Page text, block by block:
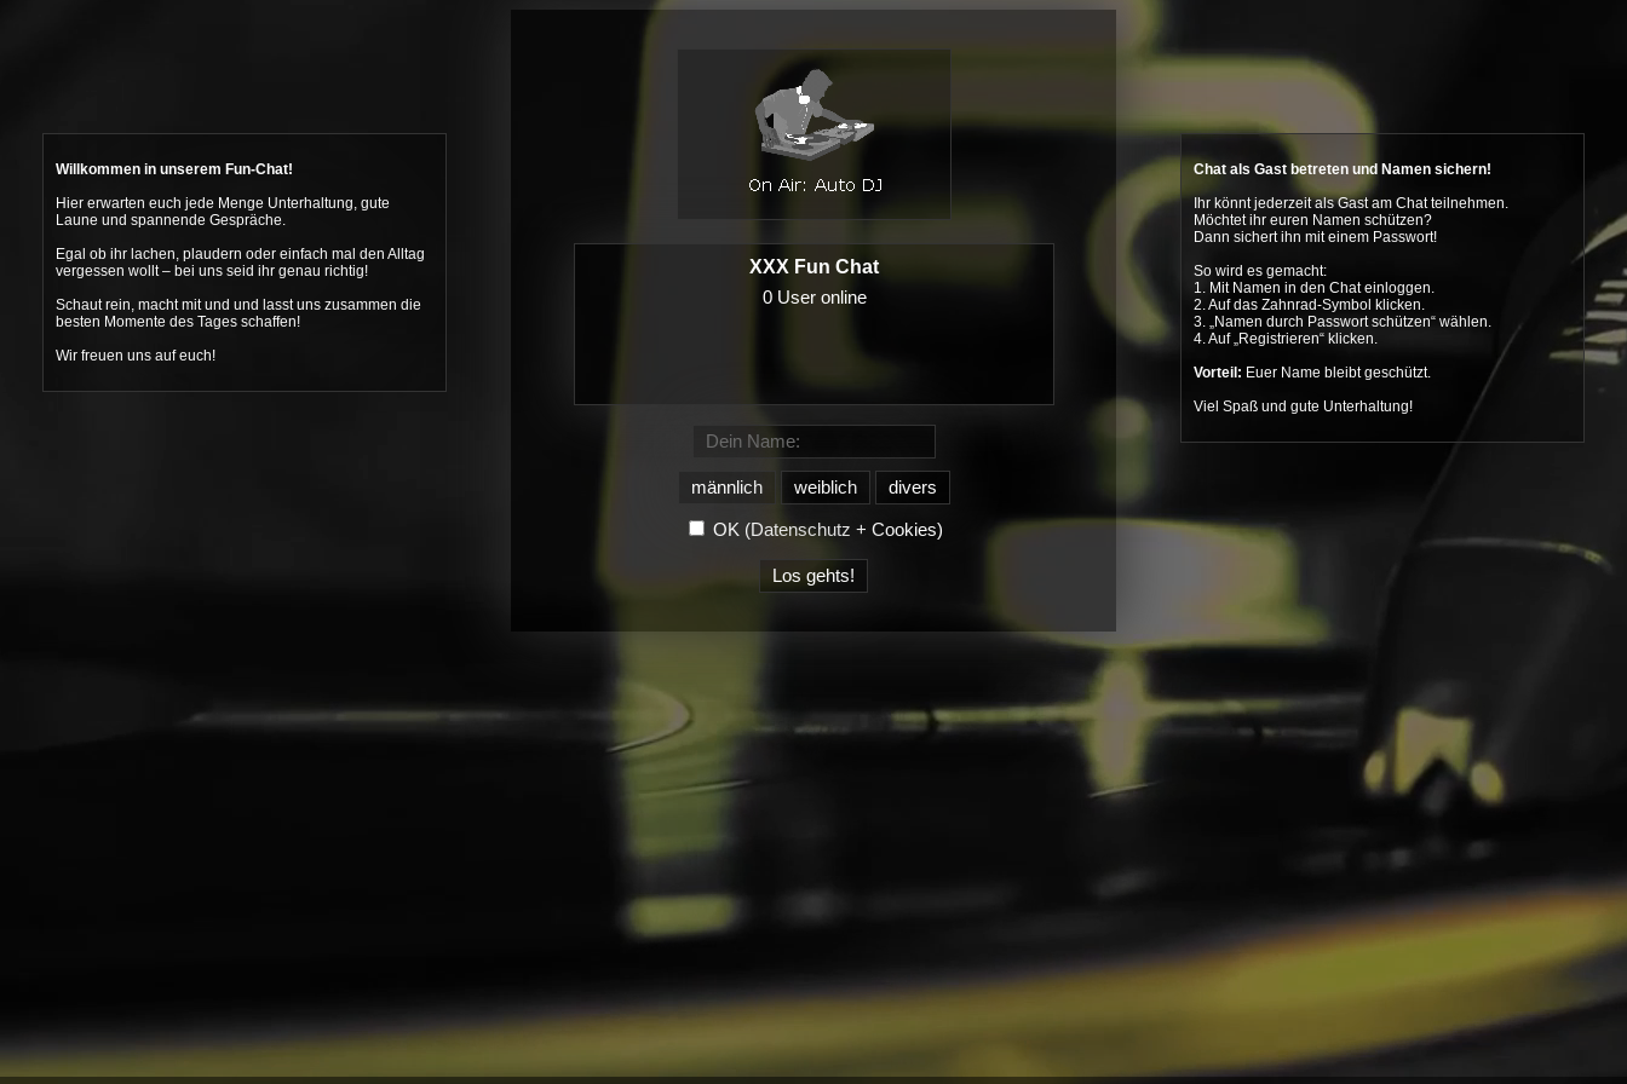
XXX Fun Chat
männlich weiblich divers
OK (Datenschutz + Cookies)